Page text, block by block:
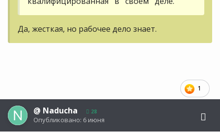
Да, жесткая, но рабочее дело знает.
1
@ Naducha 28
Опубликовано: 6 июня